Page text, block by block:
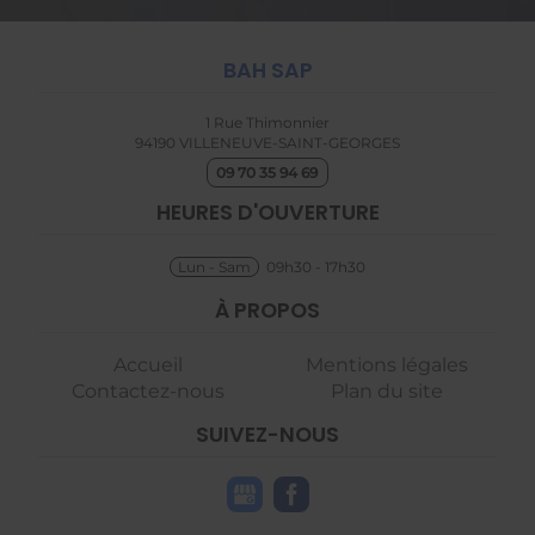
BAH SAP
1 Rue Thimonnier
94190 VILLENEUVE-SAINT-GEORGES
09 70 35 94 69
SUIVEZ-NOUS
À PROPOS
Accueil
Contactez-nous
Mentions légales
Plan du site
HEURES D'OUVERTURE
Lun - Sam 09h30 - 17h30